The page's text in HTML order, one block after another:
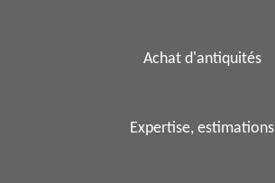
Achat d'antiquités
Expertise, estimations